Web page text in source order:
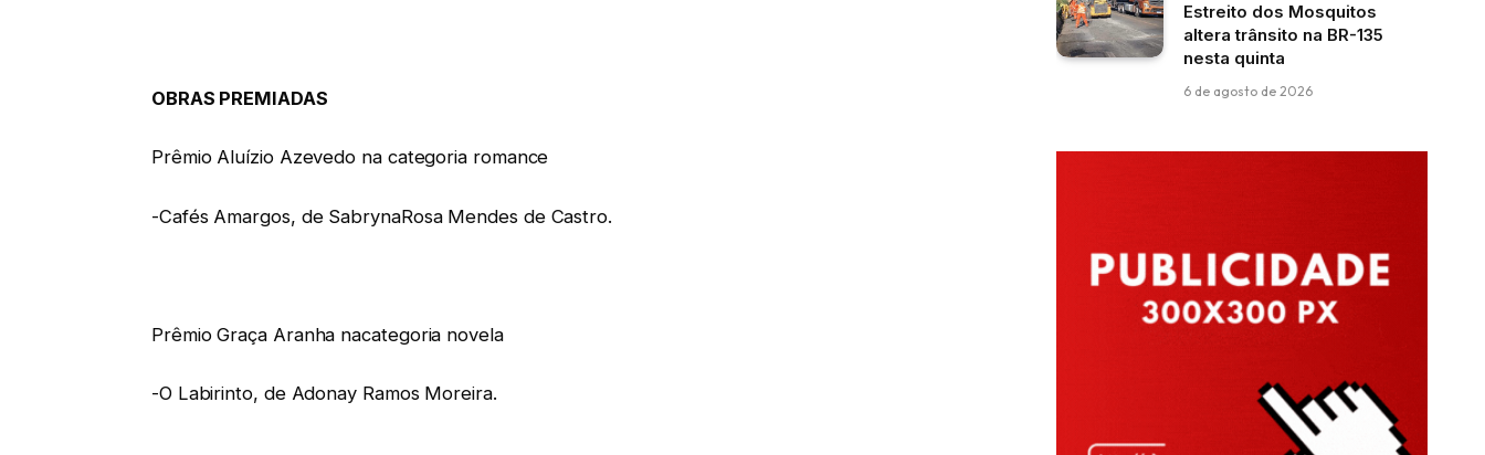
OBRAS PREMIADAS
Prêmio Aluízio Azevedo na categoria romance
-Cafés Amargos, de SabrynaRosa Mendes de Castro.
Prêmio Graça Aranha nacategoria novela
-O Labirinto, de Adonay Ramos Moreira.
Estreito dos Mosquitos
altera trânsito na BR-135
nesta quinta
6 de agosto de 2026